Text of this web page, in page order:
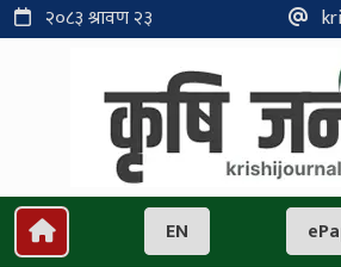
२०८३ श्रावण २३
EN